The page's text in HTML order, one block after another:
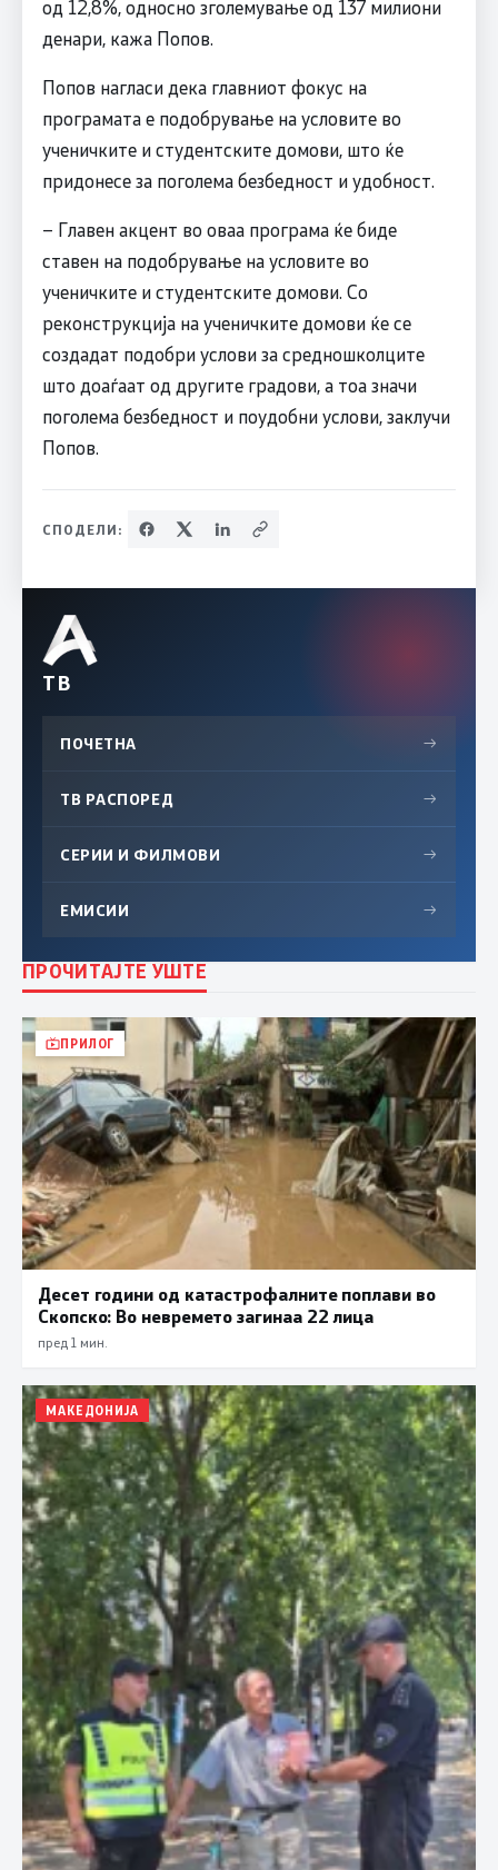
од 12,8%, односно зголемување од 137 милиони
денари, кажа Попов.
Попов нагласи дека главниот фокус на
програмата е подобрување на условите во
ученичките и студентските домови, што ќе
придонесе за поголема безбедност и удобност.
– Главен акцент во оваа програма ќе биде
ставен на подобрување на условите во
ученичките и студентските домови. Со
реконструкција на ученичките домови ќе се
создадат подобри услови за средношколците
што доаѓаат од другите градови, а тоа значи
поголема безбедност и поудобни услови, заклучи
Попов.
СПОДЕЛИ:
ТВ
ПОЧЕТНА →
ТВ РАСПОРЕД →
СЕРИИ И ФИЛМОВИ →
ЕМИСИИ →
ПРОЧИТАЈТЕ УШТЕ
ПРИЛОГ
Десет години од катастрофалните поплави во
Скопско: Во невремето загинаа 22 лица
пред 1 мин.
МАКЕДОНИЈА